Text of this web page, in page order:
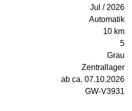
Jul / 2026
Automatik
10 km
5
Grau
Zentrallager
ab ca. 07.10.2026
GW-V3931